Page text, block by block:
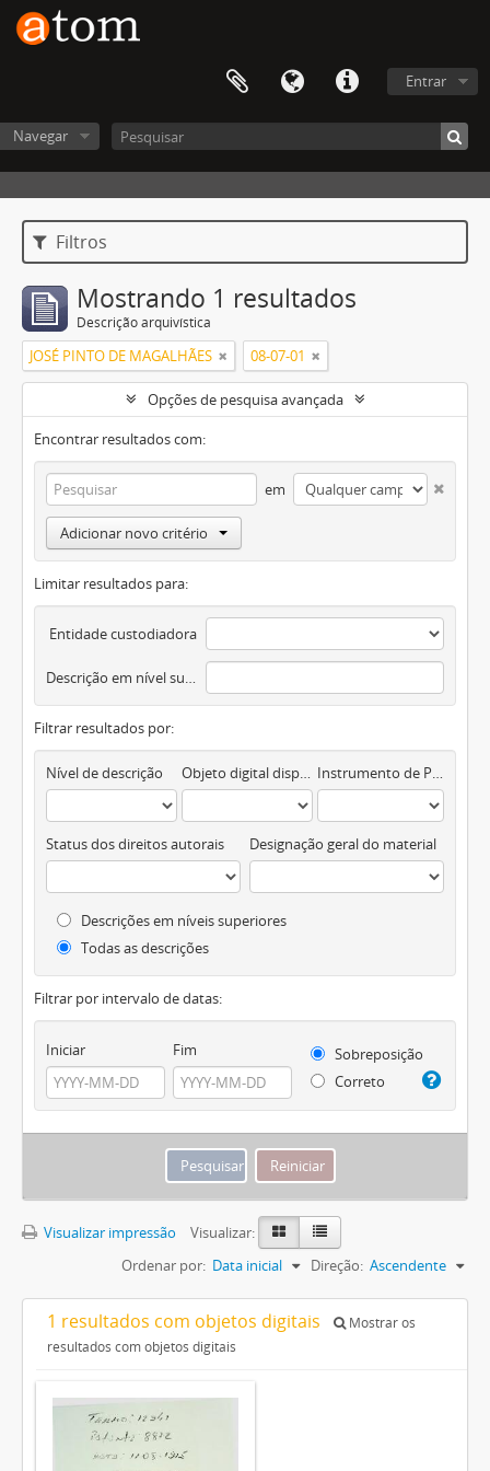
Entrar
Navegar
Filtros
Mostrando 1 resultados
Descrição arquivística
JOSÉ PINTO DE MAGALHÃES 08-07-01
Opções de pesquisa avançada
Encontrar resultados com:
em
Adicionar novo critério
Limitar resultados para:
Entidade custodiadora
Descrição em nível superior
Filtrar resultados por:
Nível de descrição Objeto digital disponível Instrumento de Pesquisa
Status dos direitos autorais Designação geral do material
Descrições em níveis superiores
Todas as descrições
Filtrar por intervalo de datas:
Iniciar Fim
Sobreposição
Correto
Visualizar impressão
Visualizar:
Ordenar por: Data inicial Direção: Ascendente
1 resultados com objetos digitais
Mostrar os
resultados com objetos digitais